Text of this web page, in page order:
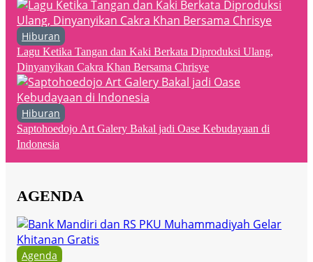
Hiburan
Lagu Ketika Tangan dan Kaki Berkata Diproduksi Ulang,
Dinyanyikan Cakra Khan Bersama Chrisye
Hiburan
Saptohoedojo Art Galery Bakal jadi Oase Kebudayaan di
Indonesia
AGENDA
Agenda